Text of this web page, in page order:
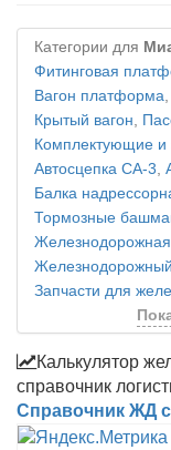
Категории для
Фитинговая
Вагон платформа,
Крытый вагон,
Комплектующие и
Автосцепка СА-3,
Балка
Тормозные
Запчасти для
Калькулятор
справочник
Справочник ЖД